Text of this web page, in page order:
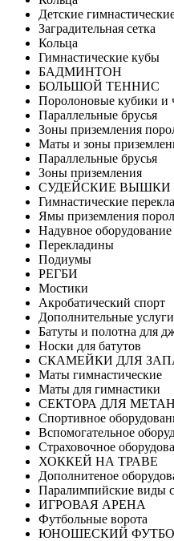
Детские
Заградительная сетка
Кольца
Гимнастические кубы
БАДМИНТОН
БОЛЬШОЙ ТЕННИС
Поролоновые кубики и
Параллельные брусья
Зоны приземления
Маты и зоны
Параллельные брусья
Зоны приземления
СУДЕЙСКИЕ ВЫШКИ
Гимнастические
Ямы приземления
Надувное оборудование
Перекладины
Подиумы
РЕГБИ
Мостики
Акробатический спорт
Дополнительные услуги
Батуты и полотна для
Носки для батутов
СКАМЕЙКИ ДЛЯ
Маты гимнастические
Маты для гимнастики
СЕКТОРА ДЛЯ
Спортивное
Вспомогательное
Страховочное
ХОККЕЙ НА ТРАВЕ
Дополнитеное
Паралимпийские виды
ИГРОВАЯ АРЕНА
Футбольные ворота
ЮНОШЕСКИЙ